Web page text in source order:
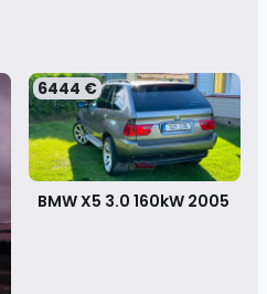
6444 €
BMW X5 3.0 160kW 2005